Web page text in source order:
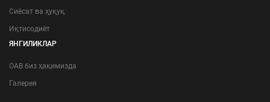
Сиёсат ва ҳуқуқ
Иқтисодиёт
ЯНГИЛИКЛАР
ОАВ биз ҳақимизда
Галерея